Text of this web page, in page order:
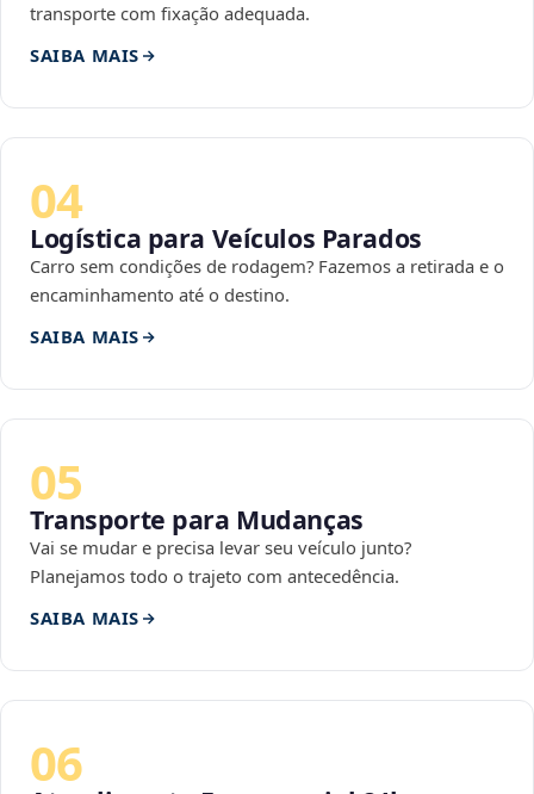
transporte com fixação adequada.
SAIBA MAIS
04
Logística para Veículos Parados
Carro sem condições de rodagem? Fazemos a retirada e o
encaminhamento até o destino.
SAIBA MAIS
05
Transporte para Mudanças
Vai se mudar e precisa levar seu veículo junto?
Planejamos todo o trajeto com antecedência.
SAIBA MAIS
06